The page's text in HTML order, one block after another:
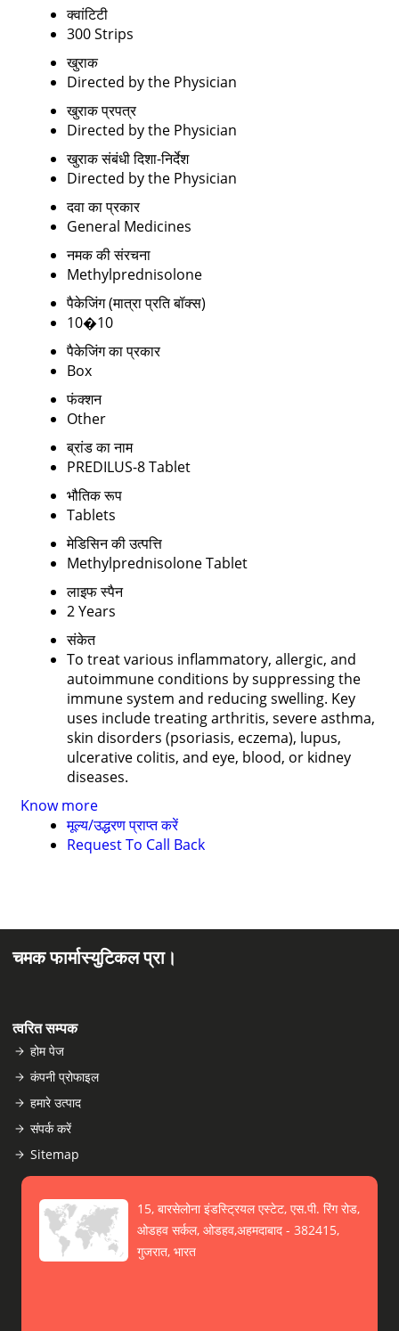
क्वांटिटी
300 Strips
खुराक
Directed by the Physician
खुराक प्रपत्र
Directed by the Physician
खुराक संबंधी दिशा-निर्देश
Directed by the Physician
दवा का प्रकार
General Medicines
नमक की संरचना
Methylprednisolone
पैकेजिंग (मात्रा प्रति बॉक्स)
10�10
पैकेजिंग का प्रकार
Box
फंक्शन
Other
ब्रांड का नाम
PREDILUS-8 Tablet
भौतिक रूप
Tablets
मेडिसिन की उत्पत्ति
Methylprednisolone Tablet
लाइफ स्पैन
2 Years
संकेत
To treat various inflammatory, allergic, and
autoimmune conditions by suppressing the
immune system and reducing swelling. Key
uses include treating arthritis, severe asthma,
skin disorders (psoriasis, eczema), lupus,
ulcerative colitis, and eye, blood, or kidney
diseases.
Know more
मूल्य/उद्धरण प्राप्त करें
Request To Call Back
चमक फार्मास्युटिकल प्रा।
त्वरित सम्पक
होम पेज
कंपनी प्रोफाइल
हमारे उत्पाद
संपर्क करें
Sitemap
15, बारसेलोना इंडस्ट्रियल एस्टेट, एस.पी. रिंग रोड,
ओडहव सर्कल, ओडहव,अहमदाबाद - 382415,
गुजरात, भारत